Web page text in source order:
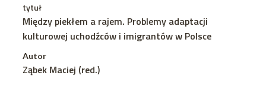
tytuł
Między piekłem a rajem. Problemy adaptacji
kulturowej uchodźców i imigrantów w Polsce
Autor
Ząbek Maciej (red.)